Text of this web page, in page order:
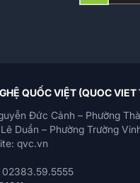
QUỐC VIỆT (QUOC
Đức Cảnh – Phường
Duẩn – Phường Trường
qvc.vn